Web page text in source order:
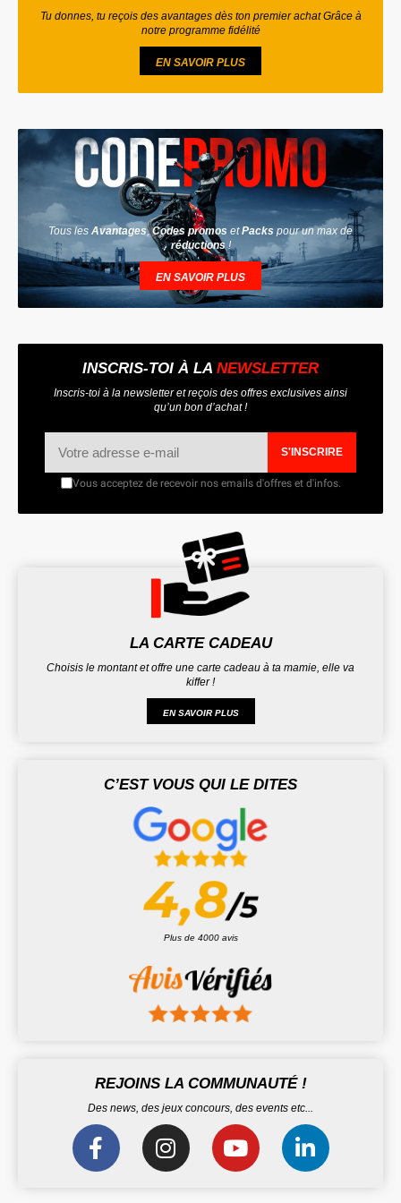
Tu donnes, tu reçois des avantages dès ton premier achat Grâce à
notre programme fidélité
EN SAVOIR PLUS
Tous les Avantages,Codes promos etPacks pour un max de
réductions !
EN SAVOIR PLUS
INSCRIS-TOI À LA NEWSLETTER
Inscris-toi à la newsletter et reçois des offres exclusives ainsi
qu’un bon d’achat !
S'INSCRIRE
Vous acceptez de recevoir nos emails d'offres et d'infos.
LA CARTE CADEAU
Choisis le montant et offre une carte cadeau à ta mamie, elle va
kiffer !
EN SAVOIR PLUS
C’EST VOUS QUI LE DITES
Plus de 4000 avis
REJOINS LA COMMUNAUTÉ !
Des news, des jeux concours, des events etc...